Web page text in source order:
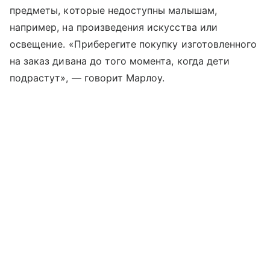
предметы, которые недоступны малышам,
например, на произведения искусства или
освещение. «Приберегите покупку изготовленного
на заказ дивана до того момента, когда дети
подрастут», — говорит Марлоу.